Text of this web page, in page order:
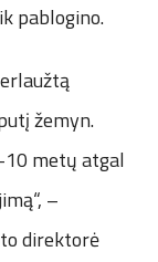
pablogino.
žemyn.
metų atgal
–
direktorė